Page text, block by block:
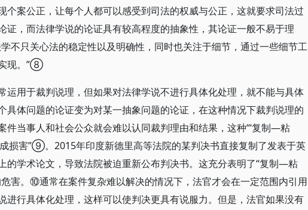
个案公正，让每个人都可以感受到司法的权威与公正，这就要求司法过
证，而法律学说的论证具有较高程度的抽象性，其论证一般不易于理
不只关心法的稳定性以及明确性，同时也关注于细节，通过一些细节工
现。”⑧
运用于裁判说理，但如果对法律学说不进行具体化处理，就不能与具体
具体问题的论证变为对某一抽象问题的论证，在这种情况下裁判说理的
件当事人和社会公众就会难以认同裁判理由和结果，这种“‘复制—粘
损害”⑨。2015年印度新德里高等法院的某判决书直接复制了发表于英
的学术论文，导致法院被迫重新公布判决书。这充分表明了“复制—粘
害。⑩通常在案件复杂难以解决的情况下，法官才会在一定范围内引用
进行具体化处理，这样可以使判决更具有说服力。但是，法官如果没有